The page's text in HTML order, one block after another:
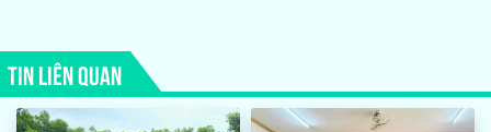
TIN LIÊN QUAN